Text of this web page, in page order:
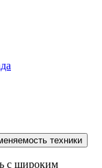
техники
с широким